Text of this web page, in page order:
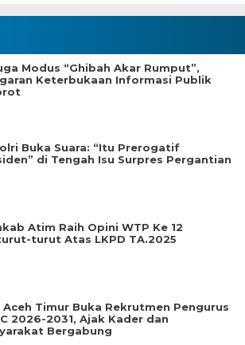
Modus “Ghibah Akar Rumput”,
Keterbukaan Informasi Publik
Buka Suara: “Itu Prerogatif
di Tengah Isu Surpres Pergantian
Atim Raih Opini WTP Ke 12
turut Atas LKPD TA.2025
Aceh Timur Buka Rekrutmen Pengurus
2026-2031, Ajak Kader dan
Bergabung